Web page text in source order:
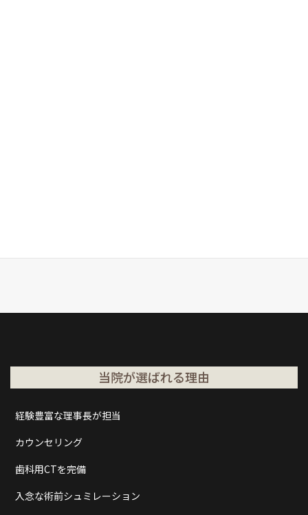
当院が選ばれる理由
経験豊富な理事長が担当
カウンセリング
歯科用CTを完備
入念な術前シュミレーション